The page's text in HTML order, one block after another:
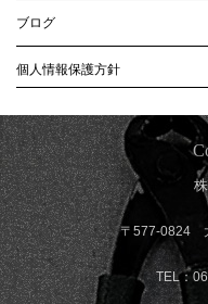
ブログ
個人情報保護方針
〒577-0824
TEL：